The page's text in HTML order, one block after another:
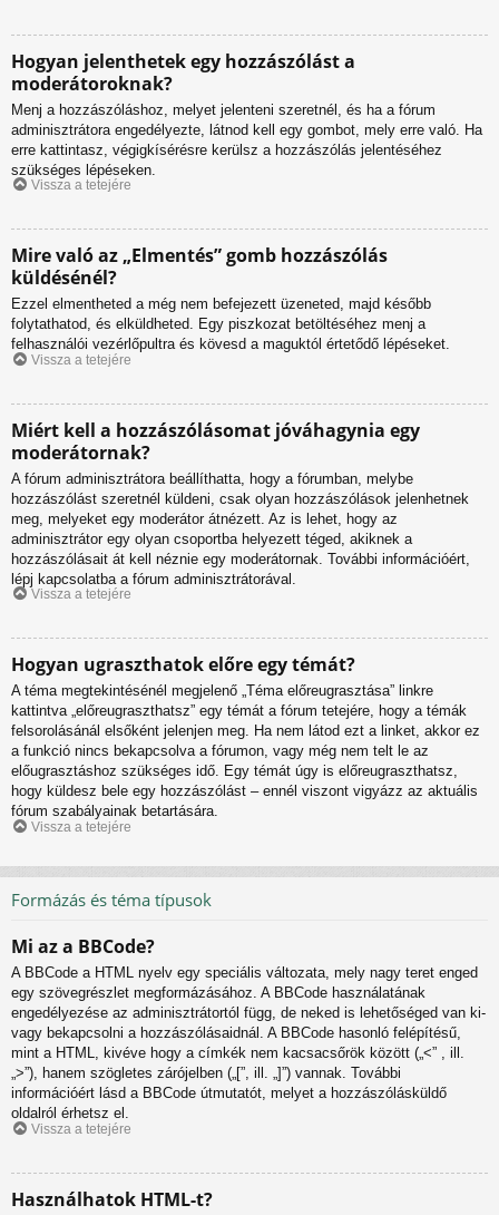
Hogyan jelenthetek egy hozzászólást a
moderátoroknak?
Menj a hozzászóláshoz, melyet jelenteni szeretnél, és ha a fórum
adminisztrátora engedélyezte, látnod kell egy gombot, mely erre való. Ha
erre kattintasz, végigkísérésre kerülsz a hozzászólás jelentéséhez
szükséges lépéseken.
Vissza a tetejére
Mire való az „Elmentés” gomb hozzászólás
küldésénél?
Ezzel elmentheted a még nem befejezett üzeneted, majd később
folytathatod, és elküldheted. Egy piszkozat betöltéséhez menj a
felhasználói vezérlőpultra és kövesd a maguktól értetődő lépéseket.
Vissza a tetejére
Miért kell a hozzászólásomat jóváhagynia egy
moderátornak?
A fórum adminisztrátora beállíthatta, hogy a fórumban, melybe
hozzászólást szeretnél küldeni, csak olyan hozzászólások jelenhetnek
meg, melyeket egy moderátor átnézett. Az is lehet, hogy az
adminisztrátor egy olyan csoportba helyezett téged, akiknek a
hozzászólásait át kell néznie egy moderátornak. További információért,
lépj kapcsolatba a fórum adminisztrátorával.
Vissza a tetejére
Hogyan ugraszthatok előre egy témát?
A téma megtekintésénél megjelenő „Téma előreugrasztása” linkre
kattintva „előreugraszthatsz” egy témát a fórum tetejére, hogy a témák
felsorolásánál elsőként jelenjen meg. Ha nem látod ezt a linket, akkor ez
a funkció nincs bekapcsolva a fórumon, vagy még nem telt le az
előugrasztáshoz szükséges idő. Egy témát úgy is előreugraszthatsz,
hogy küldesz bele egy hozzászólást – ennél viszont vigyázz az aktuális
fórum szabályainak betartására.
Vissza a tetejére
Formázás és téma típusok
Mi az a BBCode?
A BBCode a HTML nyelv egy speciális változata, mely nagy teret enged
egy szövegrészlet megformázásához. A BBCode használatának
engedélyezése az adminisztrátortól függ, de neked is lehetőséged van ki-
vagy bekapcsolni a hozzászólásaidnál. A BBCode hasonló felépítésű,
mint a HTML, kivéve hogy a címkék nem kacsacsőrök között („<” , ill.
„>”), hanem szögletes zárójelben („[”, ill. „]”) vannak. További
információért lásd a BBCode útmutatót, melyet a hozzászólásküldő
oldalról érhetsz el.
Vissza a tetejére
Használhatok HTML-t?